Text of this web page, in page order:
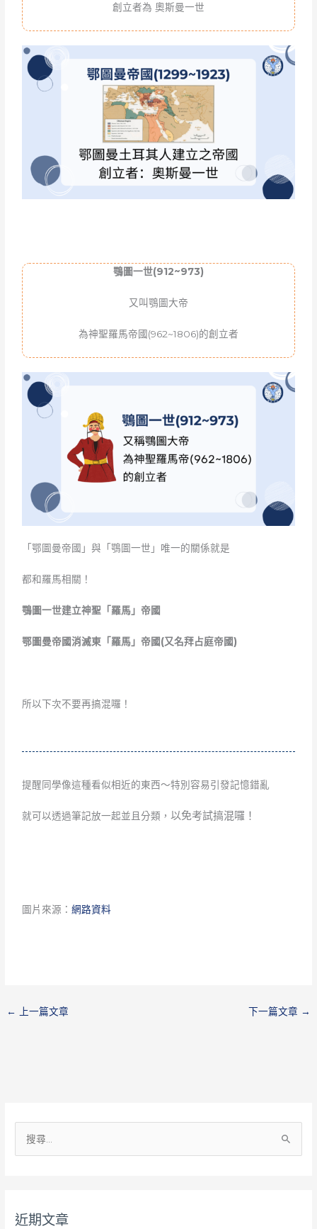
創立者為 奧斯曼一世
鶚圖一世(912~973)
又叫鶚圖大帝
為神聖羅馬帝國(962~1806)的創立者
「鄂圖曼帝國」與「鶚圖一世」唯一的關係就是
都和羅馬相關！
鶚圖一世建立神聖「羅馬」帝國
鄂圖曼帝國消滅東「羅馬」帝國(又名拜占庭帝國)
所以下次不要再搞混囉！
提醒同學像這種看似相近的東西～特別容易引發記憶錯亂
就可以透過筆記放一起並且分類，以免考試搞混囉！
圖片來源：網路資料
← 上一篇文章 下一篇文章 →
字
近期文章